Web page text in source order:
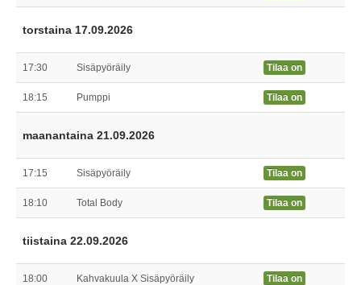
torstaina 17.09.2026
17:30 Sisäpyöräily Tilaa on
18:15 Pumppi Tilaa on
maanantaina 21.09.2026
17:15 Sisäpyöräily Tilaa on
18:10 Total Body Tilaa on
tiistaina 22.09.2026
18:00 Kahvakuula X Sisäpyöräily Tilaa on